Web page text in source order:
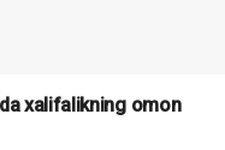
xalifalikning omon